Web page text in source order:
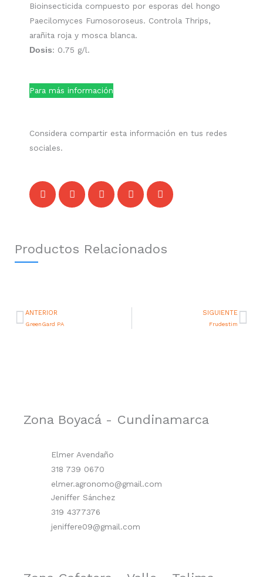
Bioinsecticida compuesto por esporas del hongo
Paecilomyces Fumosoroseus. Controla Thrips,
arañita roja y mosca blanca.
Dosis: 0.75 g/l.
Para más información
Considera compartir esta información en tus redes
sociales.
Productos Relacionados
Prev
ANTERIOR
GreenGard PA
SIGUIENTE
Frudestim
Zona Boyacá - Cundinamarca
Elmer Avendaño
318 739 0670
elmer.agronomo@gmail.com
Jeniffer Sánchez
319 4377376
jeniffere09@gmail.com